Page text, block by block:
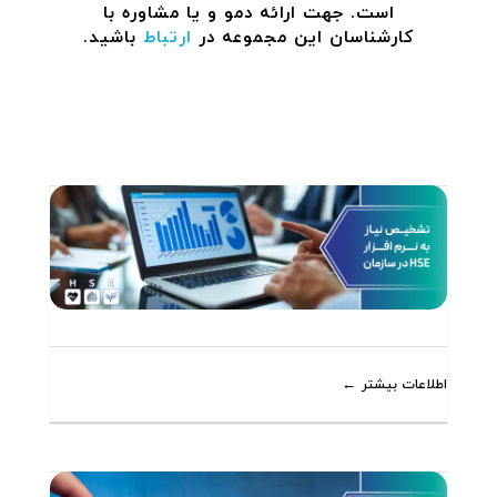
است. جهت ارائه دمو و یا مشاوره با
کارشناسان این مجموعه در ارتباط باشید.
اطلاعات بیشتر